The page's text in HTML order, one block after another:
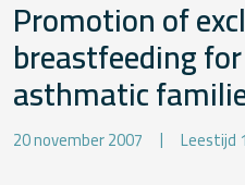
Promotion of
breastfeeding
asthmatic
20 november 2007 Leestijd